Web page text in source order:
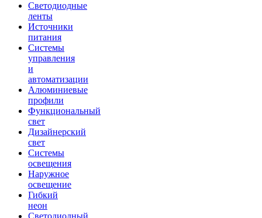
Светодиодные
ленты
Источники
питания
Системы
управления
и
автоматизации
Алюминиевые
профили
Функциональный
свет
Дизайнерский
свет
Системы
освещения
Наружное
освещение
Гибкий
неон
Светодиодный